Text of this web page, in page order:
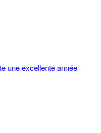
une excellente année